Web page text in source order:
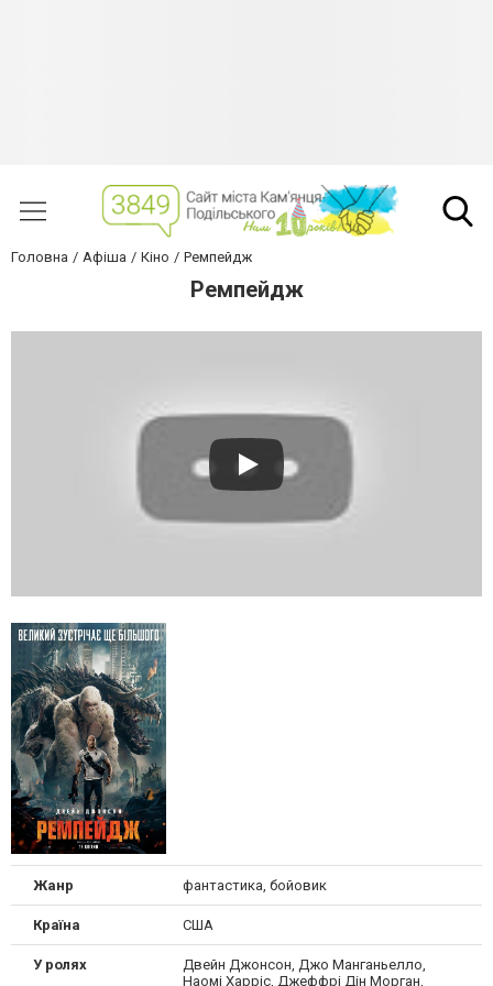
Головна Афіша Кіно Ремпейдж
Ремпейдж
Жанр фантастика, бойовик
Країна США
У ролях
Двейн Джонсон, Джо Манганьелло,
Наомі Харріс, Джеффрі Дін Морган,